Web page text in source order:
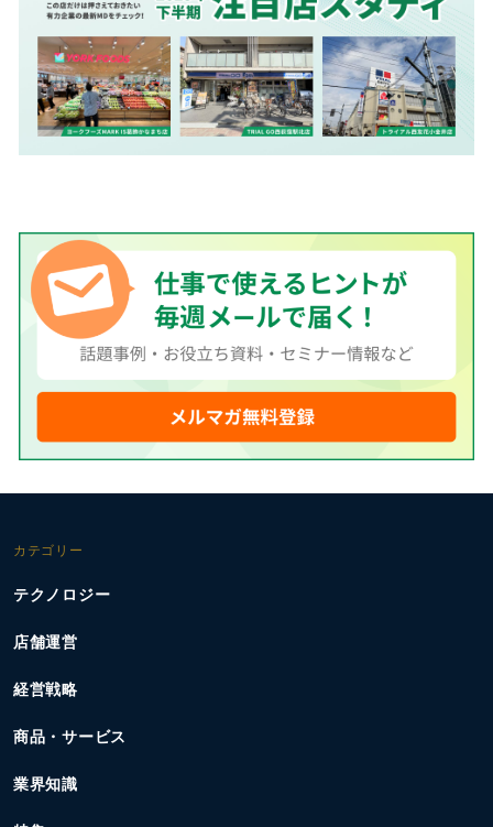
カテゴリー
テクノロジー
店舗運営
経営戦略
商品・サービス
業界知識